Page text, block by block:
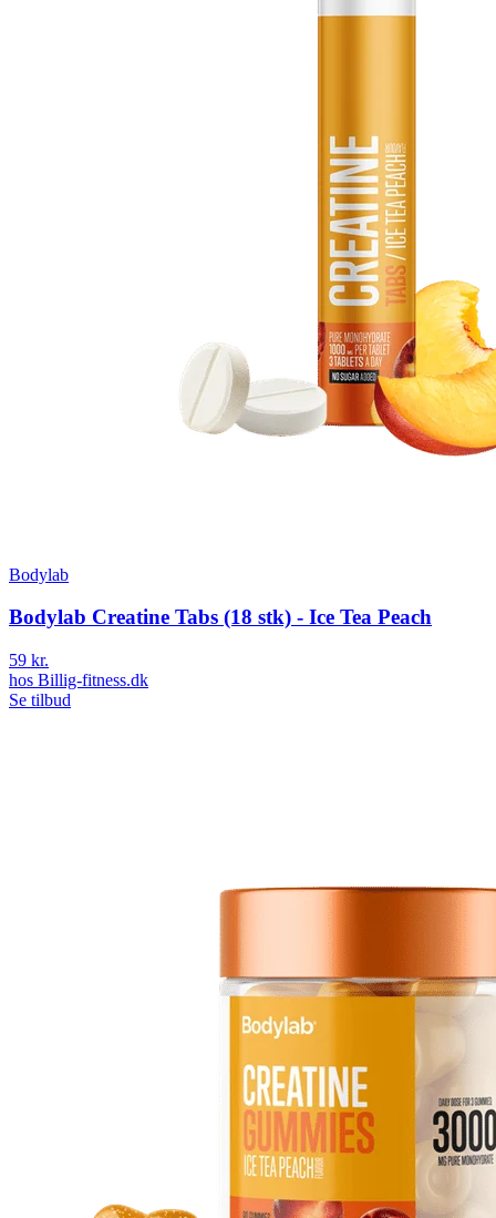
Bodylab
Bodylab Creatine Tabs (18 stk) - Ice Tea Peach
59 kr.
hos Billig-fitness.dk
Se tilbud